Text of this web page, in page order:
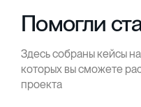
ECM
Помогли
Здесь собраны кейсы
которых вы сможете
проекта